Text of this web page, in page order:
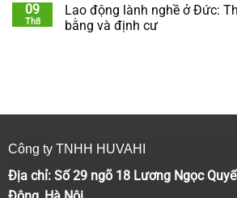
09
Th8
Lao động lành nghề ở Đức:
bằng và định cư
Công ty TNHH HUVAHI
Địa chỉ: Số 29 ngõ 18 Lương Ngọc